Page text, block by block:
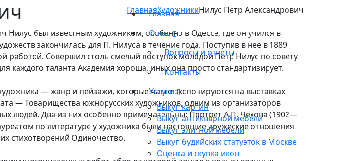
Главная
О нас
Вопросы и ответы
Контакты
Услуги
Выкуп картин
Выкуп антикварной мебели
Выкуп элитной мебели
Выкуп будийских статуэток в Москве
Оценка и скупка икон
ГлавнаяХудожникиНилус Петр Александрович
Нилус был известным художником, особенно в Одессе, где он учился в
закончилась для П. Нилуса в течение года. Поступив в нее в 1889
работой. Совершил столь смелый поступок молодой Петр Нилус по совету
каждого таланта Академия хороша, иных она просто стандартизирует.
— жанр и пейзажи, которые часто экспонируются на выставках
— Товарищества южнорусских художников, одним из организаторов
людей. Два из них особенно примечательны: Портрет А.П. Чехова (1902—
по литературе у художника были настоящие дружеские отношения
стихотворений Одиночество.